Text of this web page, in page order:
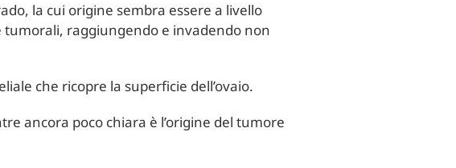
la cui origine sembra essere a livello
tumorali, raggiungendo e invadendo non
che ricopre la superficie dell’ovaio.
ancora poco chiara è l’origine del tumore